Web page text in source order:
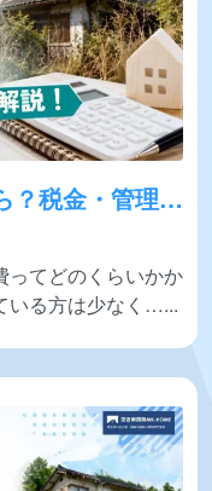
？税金・管理
ってどのくらいかか
いる方は少なく…